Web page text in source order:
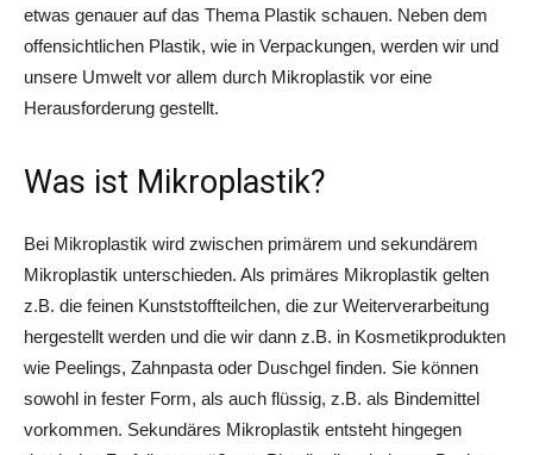
etwas genauer auf das Thema Plastik schauen. Neben dem
offensichtlichen Plastik, wie in Verpackungen, werden wir und
unsere Umwelt vor allem durch Mikroplastik vor eine
Herausforderung gestellt.
Was ist Mikroplastik?
Bei Mikroplastik wird zwischen primärem und sekundärem
Mikroplastik unterschieden. Als primäres Mikroplastik gelten
z.B. die feinen Kunststoffteilchen, die zur Weiterverarbeitung
hergestellt werden und die wir dann z.B. in Kosmetikprodukten
wie Peelings, Zahnpasta oder Duschgel finden. Sie können
sowohl in fester Form, als auch flüssig, z.B. als Bindemittel
vorkommen. Sekundäres Mikroplastik entsteht hingegen